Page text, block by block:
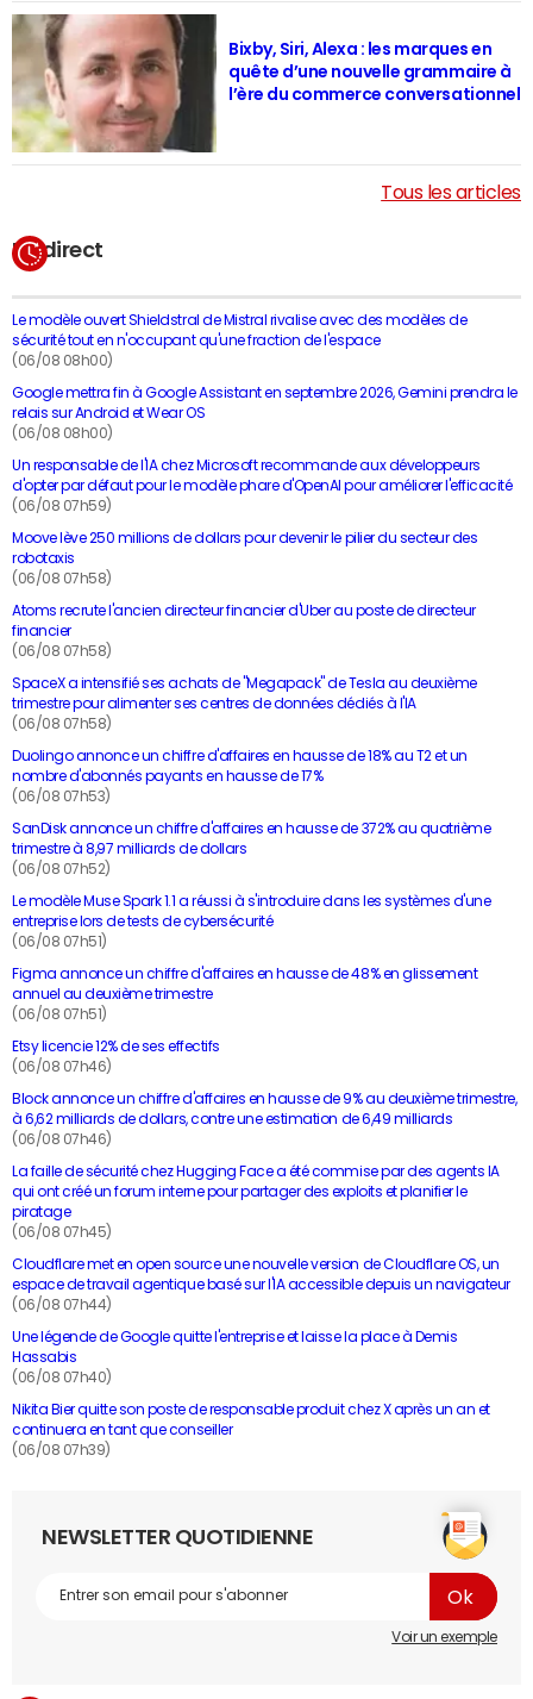
En direct
Le modèle ouvert Shieldstral de Mistral rivalise avec des modèles de
sécurité tout en n'occupant qu'une fraction de l'espace
(06/08 08h00)
Google mettra fin à Google Assistant en septembre 2026, Gemini prendra le
relais sur Android et Wear OS
(06/08 08h00)
Un responsable de l'IA chez Microsoft recommande aux développeurs
d'opter par défaut pour le modèle phare d'OpenAI pour améliorer l'efficacité
(06/08 07h59)
Moove lève 250 millions de dollars pour devenir le pilier du secteur des
robotaxis
(06/08 07h58)
Atoms recrute l'ancien directeur financier d'Uber au poste de directeur
financier
(06/08 07h58)
SpaceX a intensifié ses achats de "Megapack" de Tesla au deuxième
trimestre pour alimenter ses centres de données dédiés à l'IA
(06/08 07h58)
Duolingo annonce un chiffre d'affaires en hausse de 18% au T2 et un
nombre d'abonnés payants en hausse de 17%
(06/08 07h53)
SanDisk annonce un chiffre d'affaires en hausse de 372% au quatrième
trimestre à 8,97 milliards de dollars
(06/08 07h52)
Le modèle Muse Spark 1.1 a réussi à s'introduire dans les systèmes d'une
entreprise lors de tests de cybersécurité
(06/08 07h51)
Figma annonce un chiffre d'affaires en hausse de 48% en glissement
annuel au deuxième trimestre
(06/08 07h51)
Etsy licencie 12% de ses effectifs
(06/08 07h46)
Block annonce un chiffre d'affaires en hausse de 9% au deuxième trimestre,
à 6,62 milliards de dollars, contre une estimation de 6,49 milliards
(06/08 07h46)
La faille de sécurité chez Hugging Face a été commise par des agents IA
qui ont créé un forum interne pour partager des exploits et planifier le
piratage
(06/08 07h45)
Cloudflare met en open source une nouvelle version de Cloudflare OS, un
espace de travail agentique basé sur l'IA accessible depuis un navigateur
(06/08 07h44)
Une légende de Google quitte l'entreprise et laisse la place à Demis
Hassabis
(06/08 07h40)
Nikita Bier quitte son poste de responsable produit chez X après un an et
continuera en tant que conseiller
(06/08 07h39)
Bixby, Siri, Alexa : les marques en
quête d’une nouvelle grammaire à
l’ère du commerce conversationnel
Tous les articles
NEWSLETTER QUOTIDIENNE
Voir un exemple